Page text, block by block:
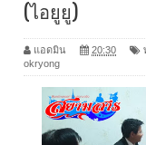
(ไอยูยู)
แอดมิน 20:30
okryong